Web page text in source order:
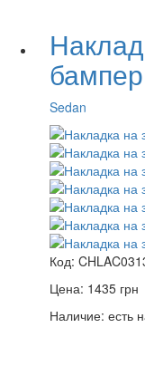
Sedan
Код:
Цена: 1435 грн
Наличие: есть